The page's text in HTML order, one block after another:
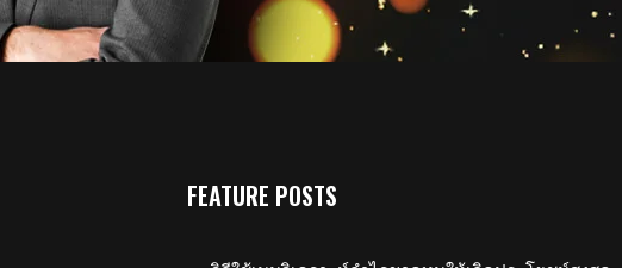
FEATURE POSTS